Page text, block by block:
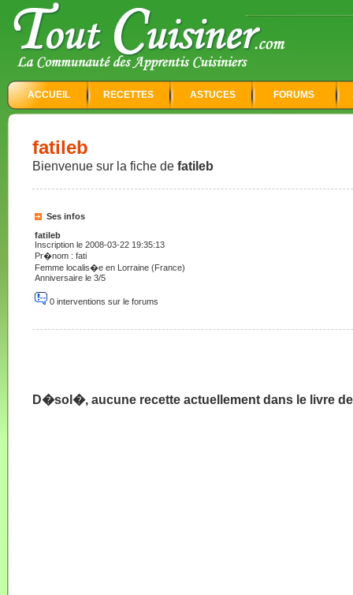
ACCUEIL RECETTES ASTUCES FORUMS
fatileb
Bienvenue sur la fiche de fatileb
Ses infos
fatileb
Inscription le 2008-03-22 19:35:13
Pr�nom : fati
Femme localis�e en Lorraine (France)
Anniversaire le 3/5
0 interventions sur le forums
D�sol�, aucune recette actuellement dans le livre